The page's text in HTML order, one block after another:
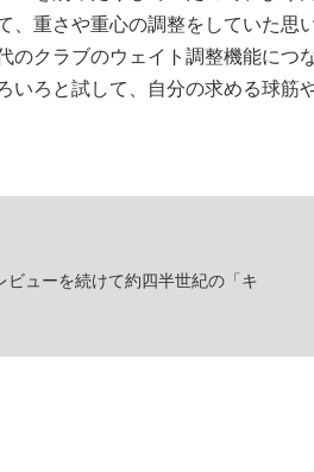
、重さや重心の調整をしていた思
のクラブのウェイト調整機能につ
いろと試して、自分の求める球筋
ューを続けて約四半世紀の「キ